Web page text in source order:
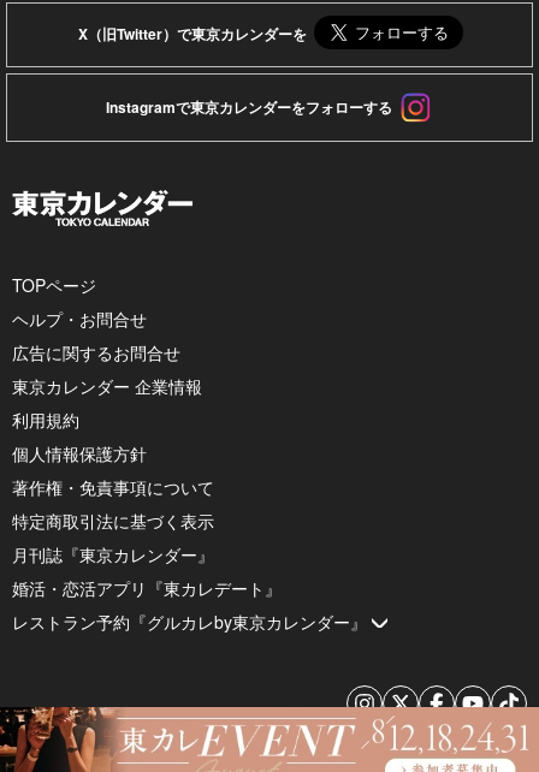
X（旧Twitter）で東京カレンダーを
Instagramで東京カレンダーをフォローする
TOPページ
ヘルプ・お問合せ
広告に関するお問合せ
東京カレンダー 企業情報
利用規約
個人情報保護方針
著作権・免責事項について
特定商取引法に基づく表示
月刊誌『東京カレンダー』
婚活・恋活アプリ『東カレデート』
レストラン予約『グルカレby東京カレンダー』
© 2026 by Tokyo Calendar, Inc.